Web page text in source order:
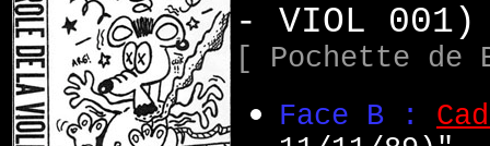
- VIOL 001)
[ Pochette de
Face B :